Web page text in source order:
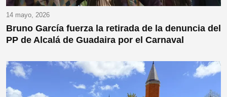
14 mayo, 2026
Bruno García fuerza la retirada de la denuncia del
PP de Alcalá de Guadaira por el Carnaval